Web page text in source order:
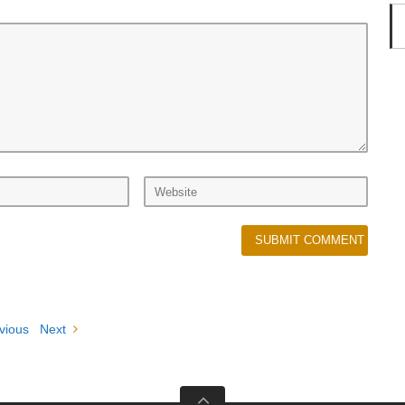
Next